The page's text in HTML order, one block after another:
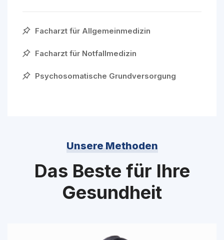
Facharzt für Allgemeinmedizin
Facharzt für Notfallmedizin
Psychosomatische Grundversorgung
Unsere Methoden
Das Beste für Ihre
Gesundheit